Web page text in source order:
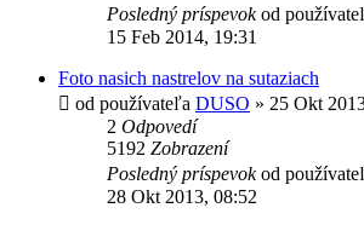
Posledný príspevokod
15 Feb 2014, 19:31
Foto nasich nastrelov na sutaziach
od používateľa DUSO » 25 Okt
2 Odpovedí
5192 Zobrazení
Posledný príspevokod
28 Okt 2013, 08:52